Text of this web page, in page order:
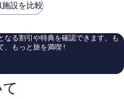
は
￥50,005
口
コ
施設を比較
なる割引や特典を確認できます。も
、もっと旅を満喫 !